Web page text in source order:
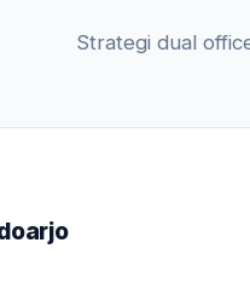
Strategi dual